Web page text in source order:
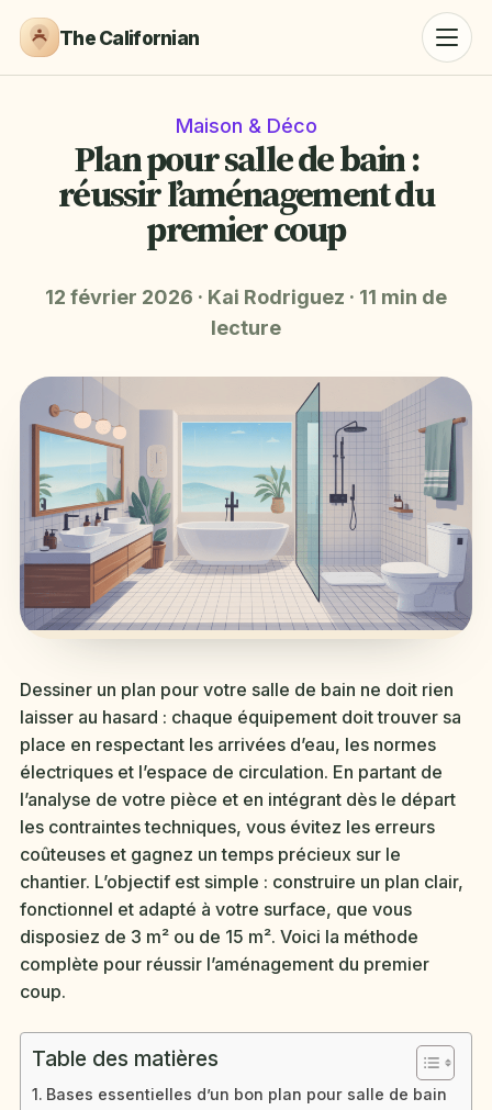
The Californian
Maison & Déco
Plan pour salle de bain :
réussir l’aménagement du
premier coup
12 février 2026 · Kai Rodriguez · 11 min de
lecture
Dessiner un plan pour votre salle de bain ne doit rien
laisser au hasard : chaque équipement doit trouver sa
place en respectant les arrivées d’eau, les normes
électriques et l’espace de circulation. En partant de
l’analyse de votre pièce et en intégrant dès le départ
les contraintes techniques, vous évitez les erreurs
coûteuses et gagnez un temps précieux sur le
chantier. L’objectif est simple : construire un plan clair,
fonctionnel et adapté à votre surface, que vous
disposiez de 3 m² ou de 15 m². Voici la méthode
complète pour réussir l’aménagement du premier
coup.
Table des matières
Bases essentielles d’un bon plan pour salle de bain